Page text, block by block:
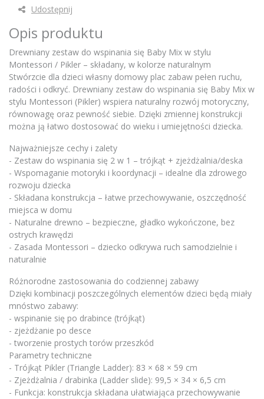
Udostępnij
Opis produktu
Drewniany zestaw do wspinania się Baby Mix w stylu
Montessori / Pikler – składany, w kolorze naturalnym
Stwórzcie dla dzieci własny domowy plac zabaw pełen ruchu,
radości i odkryć. Drewniany zestaw do wspinania się Baby Mix w
stylu Montessori (Pikler) wspiera naturalny rozwój motoryczny,
równowagę oraz pewność siebie. Dzięki zmiennej konstrukcji
można ją łatwo dostosować do wieku i umiejętności dziecka.
Najważniejsze cechy i zalety
- Zestaw do wspinania się 2 w 1 – trójkąt + zjeżdżalnia/deska
- Wspomaganie motoryki i koordynacji – idealne dla zdrowego
rozwoju dziecka
- Składana konstrukcja – łatwe przechowywanie, oszczędność
miejsca w domu
- Naturalne drewno – bezpieczne, gładko wykończone, bez
ostrych krawędzi
- Zasada Montessori – dziecko odkrywa ruch samodzielnie i
naturalnie
Różnorodne zastosowania do codziennej zabawy
Dzięki kombinacji poszczególnych elementów dzieci będą miały
mnóstwo zabawy:
- wspinanie się po drabince (trójkąt)
- zjeżdżanie po desce
- tworzenie prostych torów przeszkód
Parametry techniczne
- Trójkąt Pikler (Triangle Ladder): 83 × 68 × 59 cm
- Zjeżdżalnia / drabinka (Ladder slide): 99,5 × 34 × 6,5 cm
- Funkcja: konstrukcja składana ułatwiająca przechowywanie